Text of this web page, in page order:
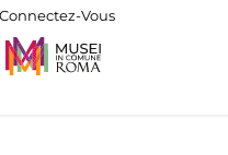
Connectez-Vous